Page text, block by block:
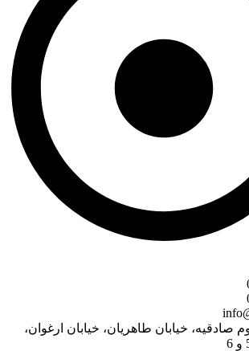
صادقیه، خیابان طاهریان، خیابان ارغوان،